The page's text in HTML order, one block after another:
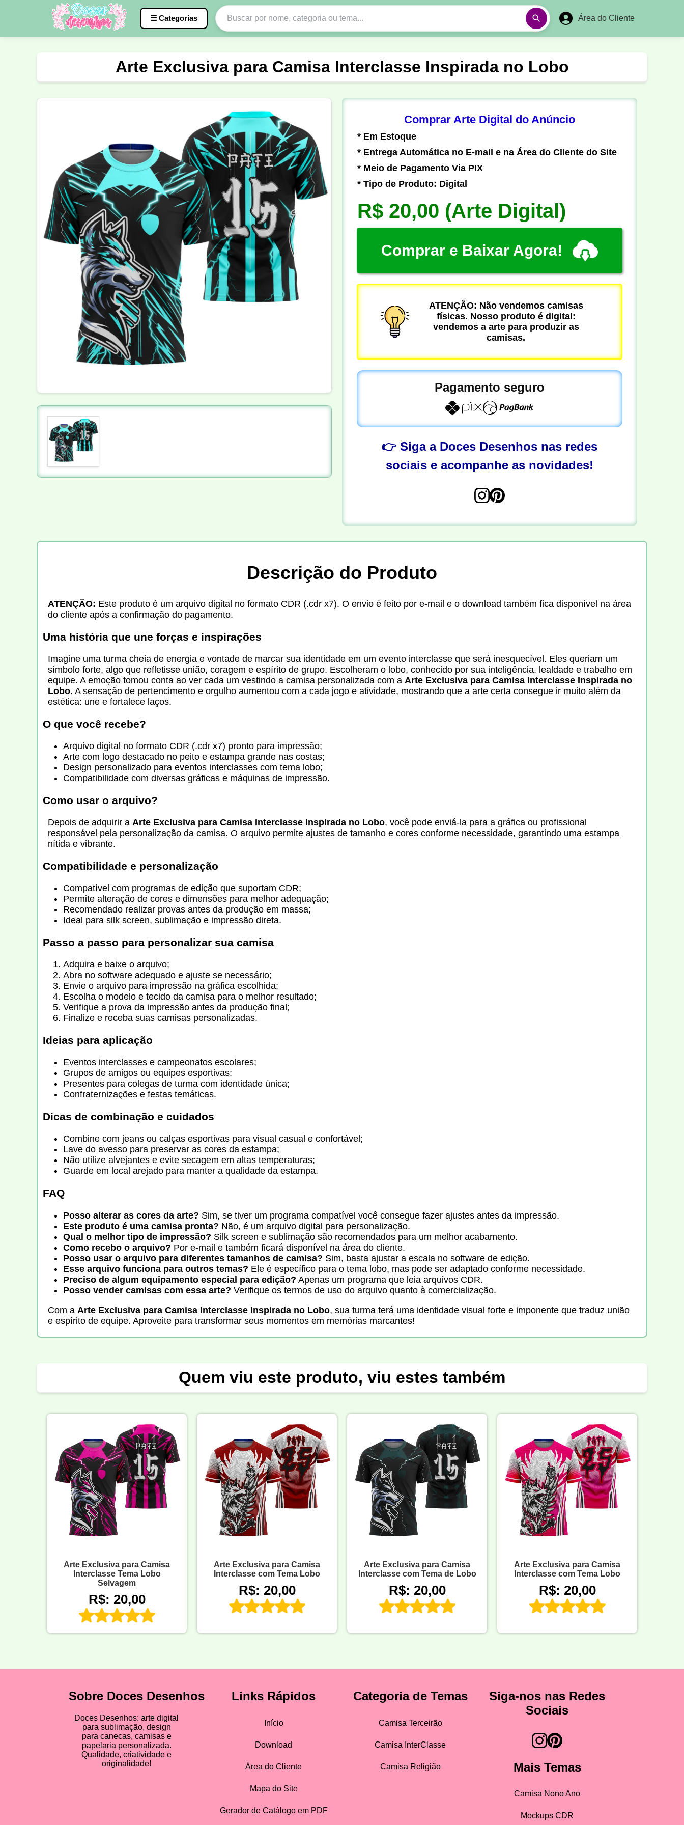
☰ Categorias Área do Cliente
Agro Católica Vôlei Futebol Amador Pesca
Ciclismo Nail Designer Pedagogia Biologia Geografia História Matemática
Língua Portuguesa
Arte Exclusiva para Camisa Interclasse Inspirada no Lobo
Comprar Arte Digital do Anúncio
* Em Estoque
* Entrega Automática no E-mail e na Área do Cliente do Site
* Meio de Pagamento Via PIX
* Tipo de Produto: Digital
R$ 20,00 (Arte Digital)
Comprar e Baixar Agora!
ATENÇÃO: Não vendemos camisas
físicas. Nosso produto é digital:
vendemos a arte para produzir as
camisas.
Pagamento seguro
👉 Siga a Doces Desenhos nas redes
sociais e acompanhe as novidades!
Descrição do Produto
ATENÇÃO: Este produto é um arquivo digital no formato CDR (.cdr x7). O envio é feito por e-mail e o download também fica disponível na área
do cliente após a confirmação do pagamento.
Uma história que une forças e inspirações
Imagine uma turma cheia de energia e vontade de marcar sua identidade em um evento interclasse que será inesquecível. Eles queriam um
símbolo forte, algo que refletisse união, coragem e espírito de grupo. Escolheram o lobo, conhecido por sua inteligência, lealdade e trabalho em
equipe. A emoção tomou conta ao ver cada um vestindo a camisa personalizada com a Arte Exclusiva para Camisa Interclasse Inspirada no
Lobo. A sensação de pertencimento e orgulho aumentou com a cada jogo e atividade, mostrando que a arte certa consegue ir muito além da
estética: une e fortalece laços.
O que você recebe?
Arquivo digital no formato CDR (.cdr x7) pronto para impressão;
Arte com logo destacado no peito e estampa grande nas costas;
Design personalizado para eventos interclasses com tema lobo;
Compatibilidade com diversas gráficas e máquinas de impressão.
Como usar o arquivo?
Depois de adquirir a Arte Exclusiva para Camisa Interclasse Inspirada no Lobo, você pode enviá-la para a gráfica ou profissional
responsável pela personalização da camisa. O arquivo permite ajustes de tamanho e cores conforme necessidade, garantindo uma estampa
nítida e vibrante.
Compatibilidade e personalização
Compatível com programas de edição que suportam CDR;
Permite alteração de cores e dimensões para melhor adequação;
Recomendado realizar provas antes da produção em massa;
Ideal para silk screen, sublimação e impressão direta.
Passo a passo para personalizar sua camisa
Adquira e baixe o arquivo;
Abra no software adequado e ajuste se necessário;
Envie o arquivo para impressão na gráfica escolhida;
Escolha o modelo e tecido da camisa para o melhor resultado;
Verifique a prova da impressão antes da produção final;
Finalize e receba suas camisas personalizadas.
Ideias para aplicação
Eventos interclasses e campeonatos escolares;
Grupos de amigos ou equipes esportivas;
Presentes para colegas de turma com identidade única;
Confraternizações e festas temáticas.
Dicas de combinação e cuidados
Combine com jeans ou calças esportivas para visual casual e confortável;
Lave do avesso para preservar as cores da estampa;
Não utilize alvejantes e evite secagem em altas temperaturas;
Guarde em local arejado para manter a qualidade da estampa.
FAQ
Posso alterar as cores da arte? Sim, se tiver um programa compatível você consegue fazer ajustes antes da impressão.
Este produto é uma camisa pronta? Não, é um arquivo digital para personalização.
Qual o melhor tipo de impressão? Silk screen e sublimação são recomendados para um melhor acabamento.
Como recebo o arquivo? Por e-mail e também ficará disponível na área do cliente.
Posso usar o arquivo para diferentes tamanhos de camisa? Sim, basta ajustar a escala no software de edição.
Esse arquivo funciona para outros temas? Ele é específico para o tema lobo, mas pode ser adaptado conforme necessidade.
Preciso de algum equipamento especial para edição? Apenas um programa que leia arquivos CDR.
Posso vender camisas com essa arte? Verifique os termos de uso do arquivo quanto à comercialização.
Com a Arte Exclusiva para Camisa Interclasse Inspirada no Lobo, sua turma terá uma identidade visual forte e imponente que traduz união
e espírito de equipe. Aproveite para transformar seus momentos em memórias marcantes!
Quem viu este produto, viu estes também
Arte Exclusiva para Camisa
Interclasse Tema Lobo
Selvagem
R$: 20,00
Arte Exclusiva para Camisa
Interclasse com Tema Lobo
R$: 20,00
Arte Exclusiva para Camisa
Interclasse com Tema de Lobo
R$: 20,00
Arte Exclusiva para Camisa
Interclasse com Tema Lobo
R$: 20,00
Sobre Doces Desenhos
Doces Desenhos: arte digital
para sublimação, design
para canecas, camisas e
papelaria personalizada.
Qualidade, criatividade e
originalidade!
Links Rápidos
Início
Download
Área do Cliente
Mapa do Site
Gerador de Catálogo em PDF
Categoria de Temas
Camisa Terceirão
Camisa InterClasse
Camisa Religião
Siga-nos nas Redes
Sociais
Mais Temas
Camisa Nono Ano
Mockups CDR